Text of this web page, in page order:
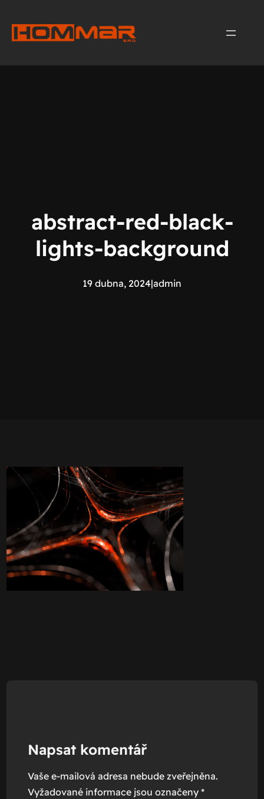
obsah
abstract-red-black-
lights-background
19 dubna, 2024|admin
Napsat komentář
Vaše e-mailová adresa nebude zveřejněna.
Vyžadované informace jsou označeny *